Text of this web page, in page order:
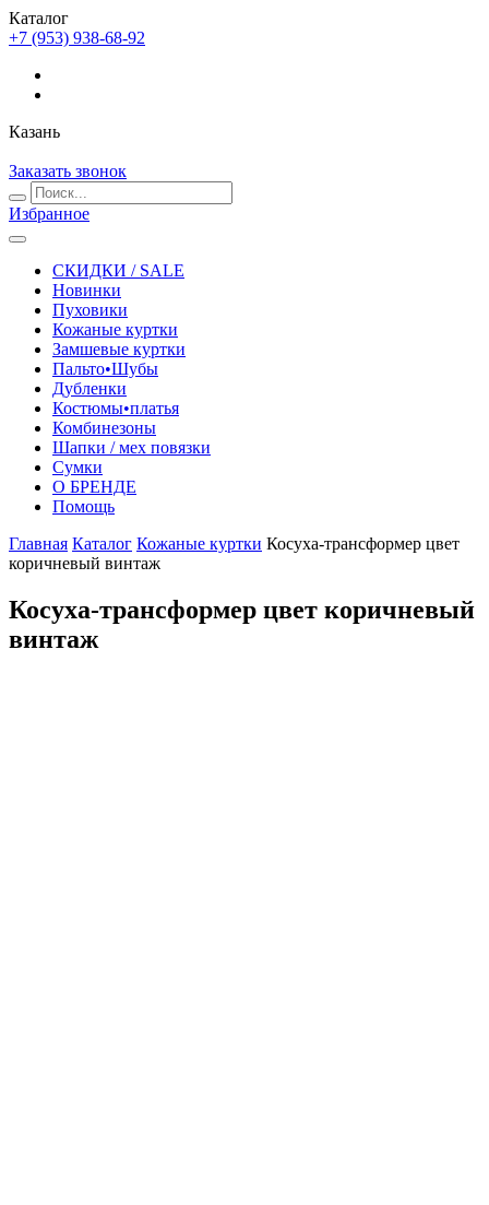
Каталог
+7 (953) 938-68-92
Казань
Заказать звонок
Избранное
СКИДКИ / SALE
Новинки
Пуховики
Кожаные куртки
Замшевые куртки
Пальто•Шубы
Дубленки
Костюмы•платья
Комбинезоны
Шапки / мех повязки
Сумки
О БРЕНДЕ
Помощь
Главная Каталог Кожаные куртки Косуха-трансформер цвет
коричневый винтаж
Косуха-трансформер цвет коричневый
винтаж